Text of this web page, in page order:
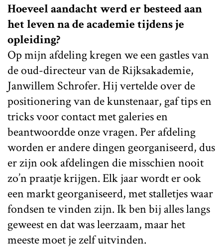
Hoeveel aandacht werd er besteed aan
het leven na de academie tijdens je
opleiding?
Op mijn afdeling kregen we een gastles van
de oud-directeur van de Rijksakademie,
Janwillem Schrofer. Hij vertelde over de
positionering van de kunstenaar, gaf tips en
tricks voor contact met galeries en
beantwoordde onze vragen. Per afdeling
worden er andere dingen georganiseerd, dus
er zijn ook afdelingen die misschien nooit
zo’n praatje krijgen. Elk jaar wordt er ook
een markt georganiseerd, met stalletjes waar
fondsen te vinden zijn. Ik ben bij alles langs
geweest en dat was leerzaam, maar het
meeste moet je zelf uitvinden.